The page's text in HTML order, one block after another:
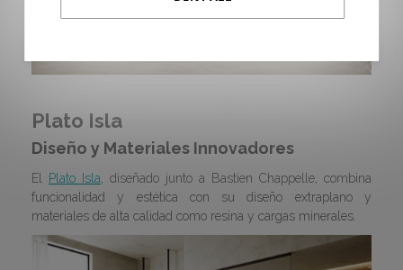
Plato Isla
Diseño y Materiales Innovadores
El Plato Isla , diseñado junto a Bastien Chappelle, combina
funcionalidad y estética con su diseño extraplano y
materiales de alta calidad como resina y cargas minerales.